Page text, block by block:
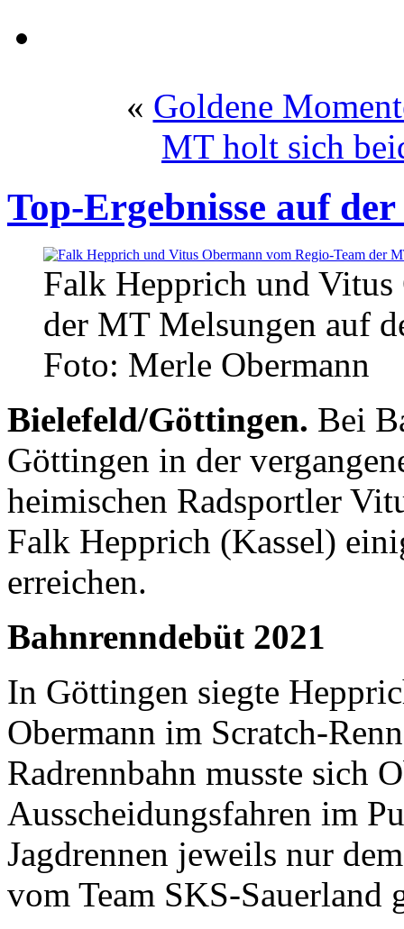
« Goldene
MT holt sich
Top-Ergebnisse auf
Falk Hepprich und Vitus
der MT Melsungen auf
Foto: Merle Obermann
Bielefeld/Göttingen. Bei
Göttingen in der
heimischen Radsportler
Falk Hepprich (Kassel)
erreichen.
Bahnrenndebüt 2021
In Göttingen siegte
Obermann im Scratch-
Radrennbahn musste sich
Ausscheidungsfahren im
Jagdrennen jeweils nur
vom Team SKS-Sauerland